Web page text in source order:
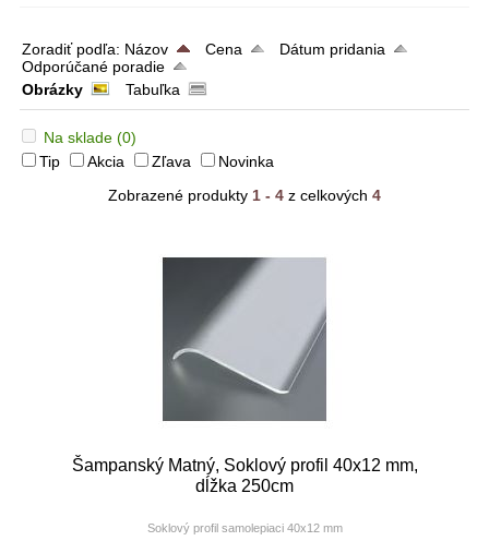
Zoradiť podľa: Názov Cena
Dátum pridania
Odporúčané poradie
Obrázky
Tabuľka
Na sklade (0)
Tip
Akcia Zľava
Novinka
Zobrazené produkty 1 - 4 z celkových 4
Šampanský Matný, Soklový profil 40x12 mm,
dĺžka 250cm
Soklový profil samolepiaci 40x12 mm